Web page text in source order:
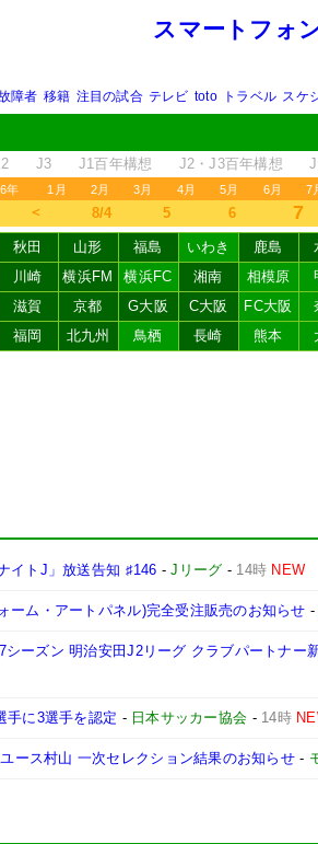
スマートフォ
障者 移籍 注目の試合 テレビ toto トラベル スケ
J3 J1百年構想 J2・J3百年構想
年 1月 2月 3月 4月 5月 6月 7
＜ 8/4 5 6 7
秋田 山形 福島 いわき 鹿島
川崎 横浜FM 横浜FC 湘南 相模原
滋賀 京都 G大阪 C大阪 FC大阪
福岡 北九州 鳥栖 長崎 熊本
イトJ」放送告知 ♯146 -Jリーグ - 14時 NEW
ーム・アートパネル)完全受注販売のお知らせ -
シーズン 明治安田J2リーグ クラブパートナー
手に3選手を認定 - 日本サッカー協会 - 14時
ース村山 一次セレクション結果のお知らせ-